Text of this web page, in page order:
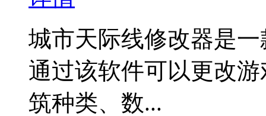
城市天际线修改器是
通过该软件可以更改
筑种类、数...